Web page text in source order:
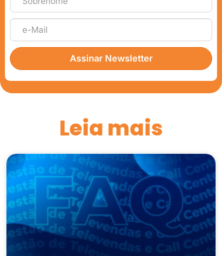
Assinar Newsletter
Leia mais